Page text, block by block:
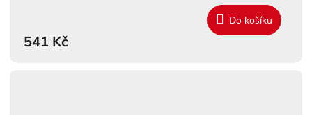
541 Kč
Do košíku